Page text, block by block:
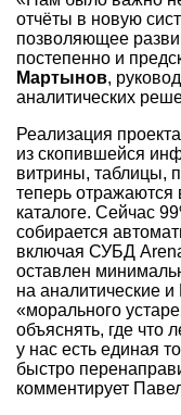
отчёты в новую
позволяющее
постепенно и
Мартынов,
аналитических
Реализация
из скопившейся
витрины, таблицы,
теперь
каталоге. Сейчас
собирается
включая СУБД
оставлен
на аналитические
«морального
объяснять, где что
у нас есть единая
быстро
комментирует